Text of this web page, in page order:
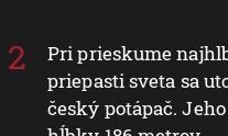
Pri prieskume
priepasti sveta sa
český potápač.